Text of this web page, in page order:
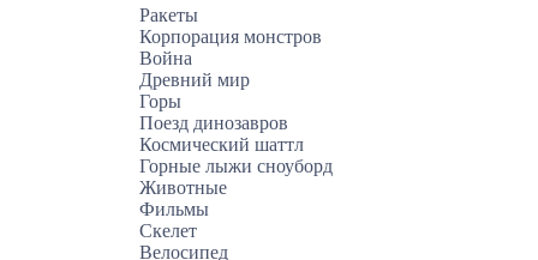
Ракеты
Корпорация монстров
Война
Древний мир
Горы
Поезд динозавров
Космический шаттл
Горные лыжи сноуборд
Животные
Фильмы
Скелет
Велосипед